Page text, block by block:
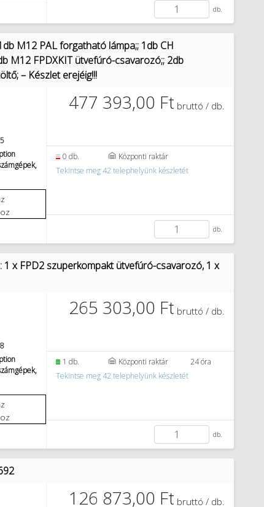
db.
M12 PAL forgatható lámpa;; 1db CH
M12 FPDXKIT ütvefúró-csavarozó;; 2db
– Készlet erejéig!!!
477 393,00 Ft bruttó / db.
0 db.
Központi raktár
Tekintse meg 42 telephelyünk készletét
db.
x FPD2 szuperkompakt ütvefúró-csavarozó, 1 x
265 303,00 Ft bruttó / db.
1 db. Központi raktár
24 óra
Tekintse meg 42 telephelyünk készletét
db.
126 873,00 Ft bruttó / db.